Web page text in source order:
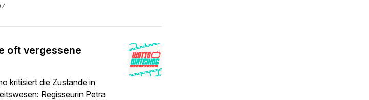
oft vergessene
kritisiert die Zustände in
Regisseurin Petra